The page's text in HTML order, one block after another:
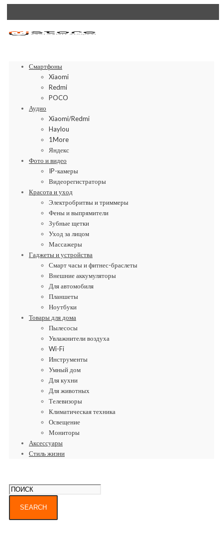
Смартфоны
Xiaomi
Redmi
POCO
Аудио
Xiaomi/Redmi
Haylou
1More
Яндекс
Фото и видео
IP-камеры
Видеорегистраторы
Красота и уход
Электробритвы и триммеры
Фены и выпрямители
Зубные щетки
Уход за лицом
Массажеры
Гаджеты и устройства
Смарт часы и фитнес-браслеты
Внешние аккумуляторы
Для автомобиля
Планшеты
Ноутбуки
Товары для дома
Пылесосы
Увлажнители воздуха
Wi-Fi
Инструменты
Умный дом
Для кухни
Для животных
Телевизоры
Климатическая техника
Освещение
Мониторы
Аксессуары
Стиль жизни